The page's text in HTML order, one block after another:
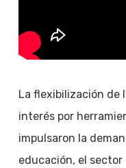
La flexibilización de
interés por
impulsaron la
educación, el